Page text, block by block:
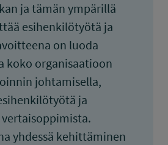
ja tämän ympärillä
esihenkilötyötä ja
on luoda
koko organisaatioon
johtamisella,
ja
yhdessä kehittäminen